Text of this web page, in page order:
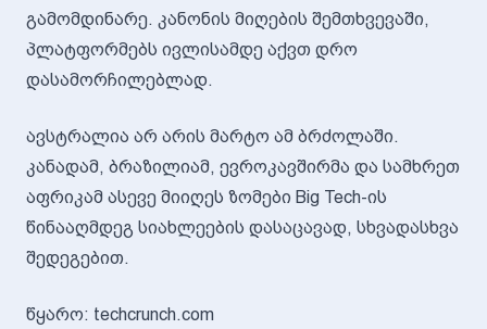
გამომდინარე. კანონის მიღების შემთხვევაში,
პლატფორმებს ივლისამდე აქვთ დრო
დასამორჩილებლად.
ავსტრალია არ არის მარტო ამ ბრძოლაში.
კანადამ, ბრაზილიამ, ევროკავშირმა და სამხრეთ
აფრიკამ ასევე მიიღეს ზომები Big Tech-ის
წინააღმდეგ სიახლეების დასაცავად, სხვადასხვა
შედეგებით.
წყარო: techcrunch.com